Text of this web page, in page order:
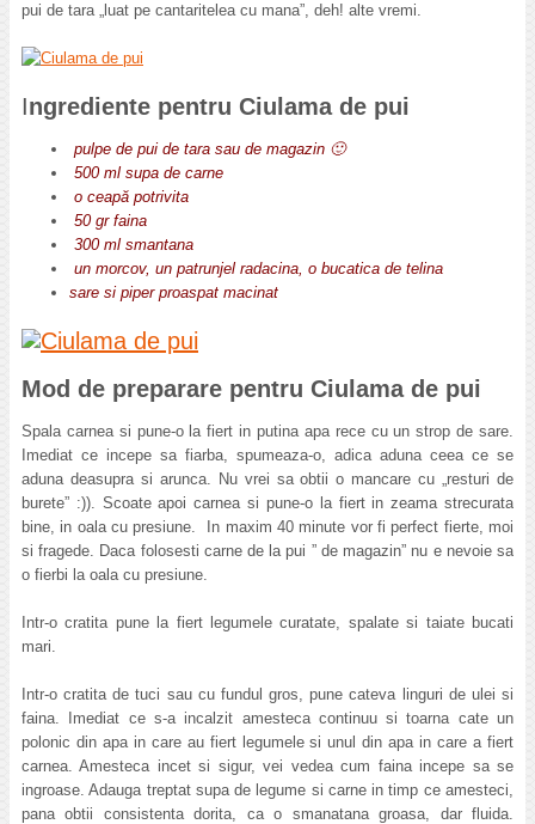
pui de tara „luat pe cantaritelea cu mana”, deh! alte vremi.
Ingrediente pentru Ciulama de pui
pulpe de pui de tara sau de magazin 🙂
500 ml supa de carne
o ceapă potrivita
50 gr faina
300 ml smantana
un morcov, un patrunjel radacina, o bucatica de telina
sare si piper proaspat macinat
Mod de preparare pentru Ciulama de pui
Spala carnea si pune-o la fiert in putina apa rece cu un strop de sare.
Imediat ce incepe sa fiarba, spumeaza-o, adica aduna ceea ce se
aduna deasupra si arunca. Nu vrei sa obtii o mancare cu „resturi de
burete” :)). Scoate apoi carnea si pune-o la fiert in zeama strecurata
bine, in oala cu presiune. In maxim 40 minute vor fi perfect fierte, moi
si fragede. Daca folosesti carne de la pui ” de magazin” nu e nevoie sa
o fierbi la oala cu presiune.
Intr-o cratita pune la fiert legumele curatate, spalate si taiate bucati
mari.
Intr-o cratita de tuci sau cu fundul gros, pune cateva linguri de ulei si
faina. Imediat ce s-a incalzit amesteca continuu si toarna cate un
polonic din apa in care au fiert legumele si unul din apa in care a fiert
carnea. Amesteca incet si sigur, vei vedea cum faina incepe sa se
ingroase. Adauga treptat supa de legume si carne in timp ce amesteci,
pana obtii consistenta dorita, ca o smanatana groasa, dar fluida.